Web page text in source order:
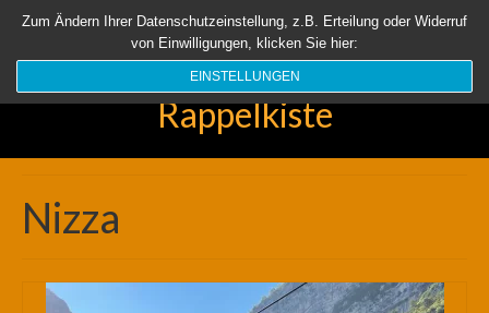
Startseite Aktuell Über uns Unsere Rappelkiste Länder
Suchen
Rappelkiste
Nizza
Zum Ändern Ihrer Datenschutzeinstellung, z.B. Erteilung oder Widerruf
von Einwilligungen, klicken Sie hier:
EINSTELLUNGEN